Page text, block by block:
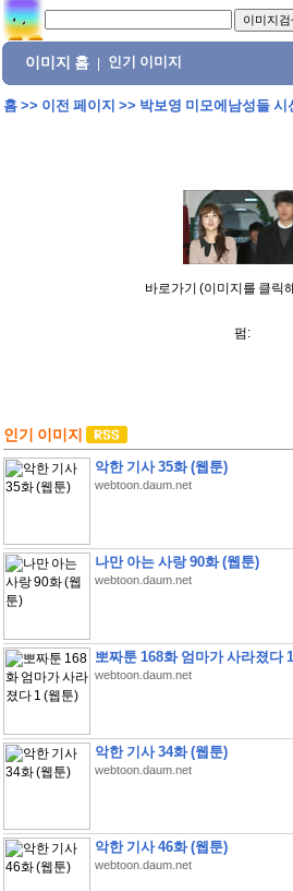
이미지 홈 인기 이미지
홈>> 이전 페이지 >> 박보영 미모에남성들 시
바로가기 (이미지를 클릭
펌:
인기 이미지
악한 기사 35화 (웹툰)
webtoon.daum.net
나만 아는 사랑 90화 (웹툰)
webtoon.daum.net
뽀짜툰 168화 엄마가 사라졌다
webtoon.daum.net
악한 기사 34화 (웹툰)
webtoon.daum.net
악한 기사 46화 (웹툰)
webtoon.daum.net